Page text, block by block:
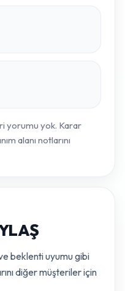
yorumu yok. Karar
alanı notlarını
beklenti uyumu gibi
diğer müşteriler için